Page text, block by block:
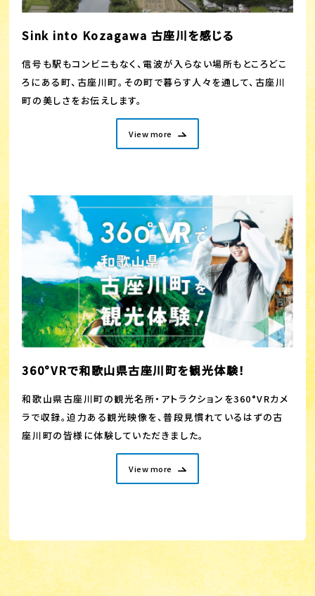
Sink into Kozagawa 古座川を感じる
信号も駅もコンビニもなく、電波が入らない場所もところどこ
ろにある町、古座川町。その町で暮らす人々を通して、古座川
町の美しさをお伝えします。
View more
360°VRで和歌山県古座川町を観光体験！
和歌山県古座川町の観光名所・アトラクションを360°VRカメ
ラで収録。迫力ある観光映像を、普段見慣れているはずの古
座川町の皆様に体験していただきました。
View more